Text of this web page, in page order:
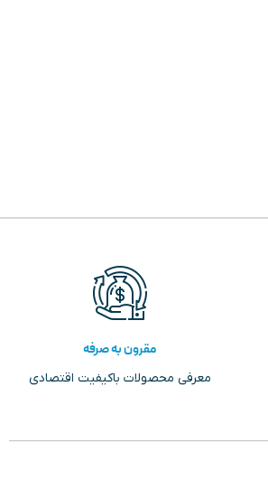
مقرون به صرفه
معرفی محصولات باکیفیت اقتصادی